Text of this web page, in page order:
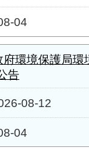
04
府環境保護局環
告
08-12
04